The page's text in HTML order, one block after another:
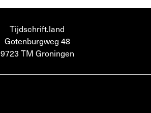
Tijdschrift.land
Gotenburgweg 48
9723 TM Groningen